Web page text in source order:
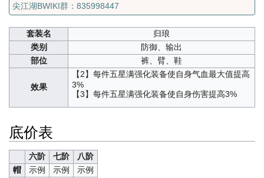
尖江湖BWIKI群：835998447
套装名
归琅
类别
防御、输出
部位
裤、臂、鞋
效果
【2】每件五星满强化装备使自身气血最大值提高
3%
【3】每件五星满强化装备使自身伤害提高3%
底价表
六阶 七阶
八阶
帽
示例 示例
示例